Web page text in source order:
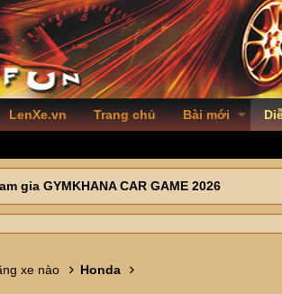
LenXe.vn Trang chủ Bài mới
gia GYMKHANA CAR GAME 2026
xe nào Honda